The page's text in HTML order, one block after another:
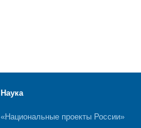
Наука
«Национальные проекты России»